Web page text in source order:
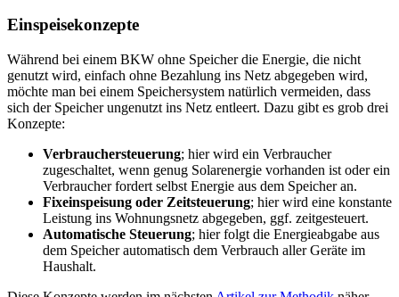
Einspeisekonzepte
Während bei einem BKW ohne Speicher die Energie, die nicht
genutzt wird, einfach ohne Bezahlung ins Netz abgegeben wird,
möchte man bei einem Speichersystem natürlich vermeiden, dass
sich der Speicher ungenutzt ins Netz entleert. Dazu gibt es grob drei
Konzepte:
Verbrauchersteuerung; hier wird ein Verbraucher
zugeschaltet, wenn genug Solarenergie vorhanden ist oder ein
Verbraucher fordert selbst Energie aus dem Speicher an.
Fixeinspeisung oder Zeitsteuerung; hier wird eine konstante
Leistung ins Wohnungsnetz abgegeben, ggf. zeitgesteuert.
Automatische Steuerung; hier folgt die Energieabgabe aus
dem Speicher automatisch dem Verbrauch aller Geräte im
Haushalt.